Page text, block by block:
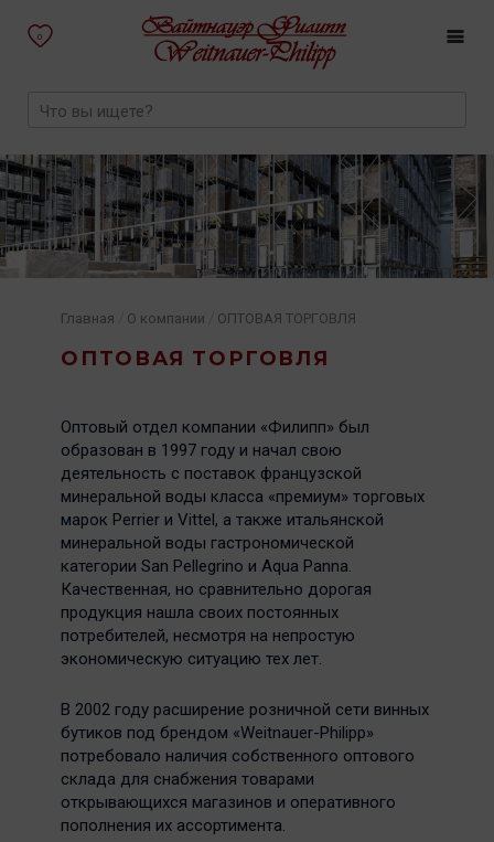
0
ОПТОВАЯ ТОРГОВЛЯ
Главная О компании ОПТОВАЯ ТОРГОВЛЯ
Оптовый отдел компании «Филипп» был
образован в 1997 году и начал свою
деятельность с поставок французской
минеральной воды класса «премиум» торговых
марок Perrier и Vittel, а также итальянской
минеральной воды гастрономической
категории San Pellegrino и Aqua Panna.
Качественная, но сравнительно дорогая
продукция нашла своих постоянных
потребителей, несмотря на непростую
экономическую ситуацию тех лет.
В 2002 году расширение розничной сети винных
бутиков под брендом «Weitnauer-Philipp»
потребовало наличия собственного оптового
склада для снабжения товарами
открывающихся магазинов и оперативного
пополнения их ассортимента.